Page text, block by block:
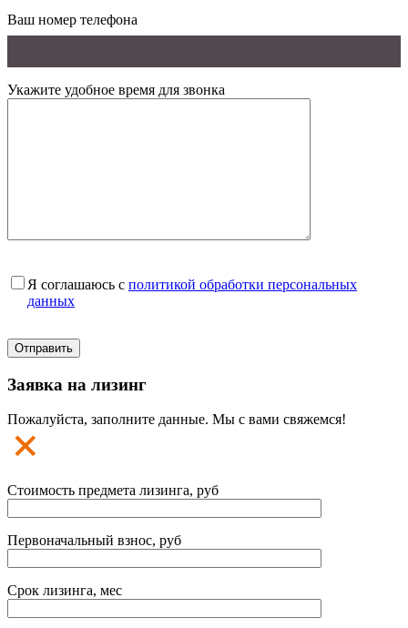
Ваш номер телефона
Укажите удобное время для звонка
Я соглашаюсь с политикой обработки персональных
данных
Заявка на лизинг
Пожалуйста, заполните данные. Мы с вами свяжемся!
Стоимость предмета лизинга, руб
Первоначальный взнос, руб
Срок лизинга, мес